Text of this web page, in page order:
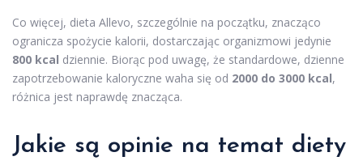
Co więcej, dieta Allevo, szczególnie na początku, znacząco
ogranicza spożycie kalorii, dostarczając organizmowi jedynie
800 kcal dziennie. Biorąc pod uwagę, że standardowe, dzienne
zapotrzebowanie kaloryczne waha się od 2000 do 3000 kcal,
różnica jest naprawdę znacząca.
Jakie są opinie na temat diety